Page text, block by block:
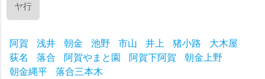
ヤ行
阿賀 浅井 朝金 池野 市山 井上 猪小路
大木屋
荻名
落合 阿賀やまと園 阿賀下阿賀
朝金上野
朝金縄平
落合三本木